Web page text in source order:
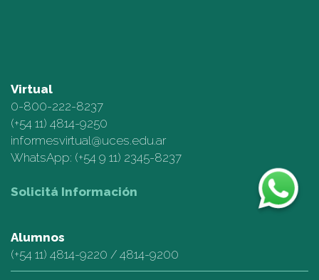
Virtual
0-800-222-8237
(+54 11) 4814-9250
informesvirtual@uces.edu.ar
WhatsApp: (+54 9 11) 2345-8237
Solicitá Información
Alumnos
(+54 11) 4814-9220 / 4814-9200